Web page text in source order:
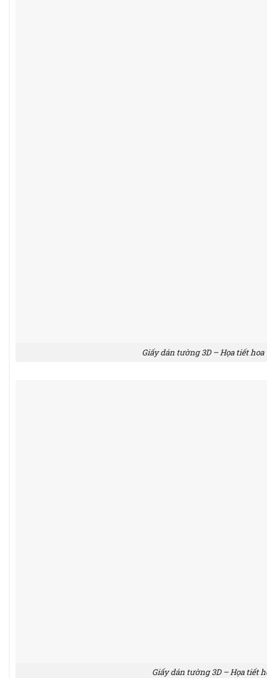
Giấy dán tường 3D – Họa tiết
Giấy dán tường 3D – Họa tiết